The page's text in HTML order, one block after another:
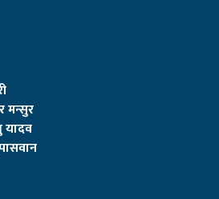
मन्सुर
यादव